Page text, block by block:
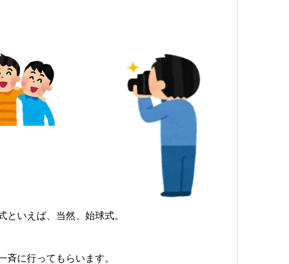
といえば、当然、 始球式。
に行ってもらいます。